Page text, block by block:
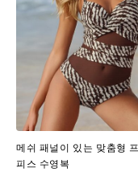
메쉬 패널이 있는 맞춤형
피스 수영복